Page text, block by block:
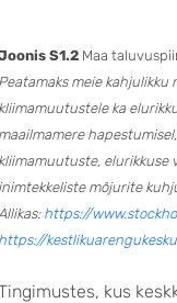
S1.2 Maa
Peatamaks meie
kliimamuutustele ka
maailmamere
kliimamuutuste, elurikkuse
inimtekkeliste mõjurite
Allikas: https://
https://
kus